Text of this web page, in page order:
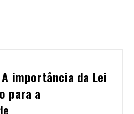
importância da Lei
para a